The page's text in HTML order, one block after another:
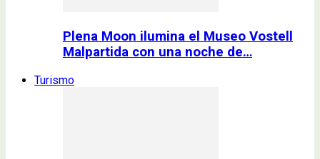
Plena Moon ilumina el Museo Vostell
Malpartida con una noche de…
Turismo